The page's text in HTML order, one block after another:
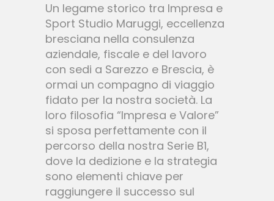
Un legame storico tra Impresa e
Sport Studio Maruggi, eccellenza
bresciana nella consulenza
aziendale, fiscale e del lavoro
con sedi a Sarezzo e Brescia, è
ormai un compagno di viaggio
fidato per la nostra società. La
loro filosofia “Impresa e Valore”
si sposa perfettamente con il
percorso della nostra Serie B1,
dove la dedizione e la strategia
sono elementi chiave per
raggiungere il successo sul